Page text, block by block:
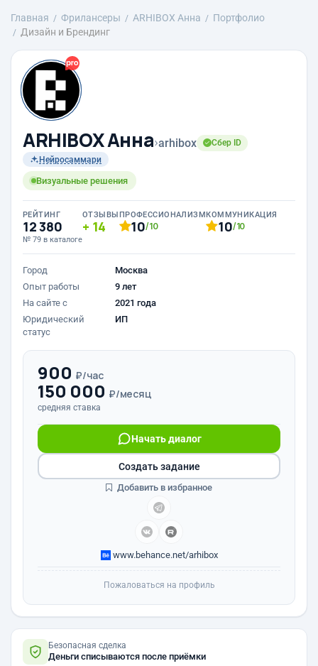
Главная Фрилансеры ARHIBOX Анна
Портфолио
Дизайн и Брендинг
ARHIBOX Анна›arhibox
Сбер ID
Нейросаммари
Визуальные решения
РЕЙТИНГ
12 380
№ 79 в каталоге
ОТЗЫВЫ
14
ПРОФЕССИОНАЛИЗМ
10/10
КОММУНИКАЦИЯ
10/10
Город
Москва
Опыт работы
9 лет
На сайте с
2021 года
Юридический
статус
ИП
900 ₽/час
150 000 ₽/месяц
средняя ставка
Начать диалог
www.behance.net/arhibox
Создать задание
Добавить в избранное
Пожаловаться на профиль
Безопасная сделка
Деньги списываются после приёмки